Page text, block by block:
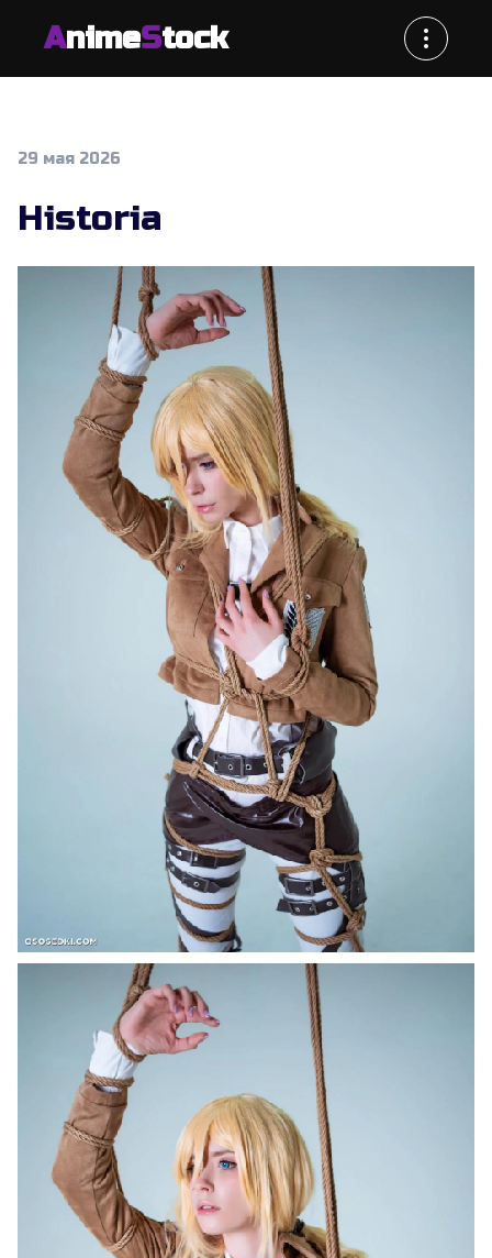
AnimeStock
29 мая 2026
Historia